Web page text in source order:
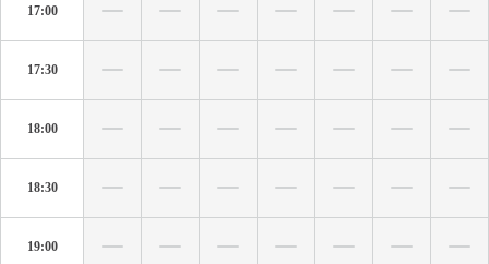
17:00
17:30
18:00
18:30
19:00